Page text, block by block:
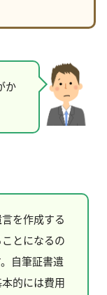
か
を作成する
とになるの
自筆証書遺
的には費用